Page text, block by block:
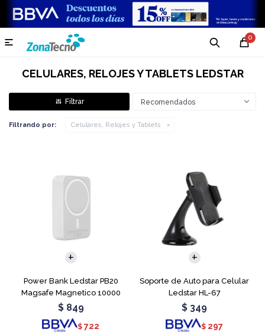
0

CELULARES, RELOJES Y TABLETS LEDSTAR
Recomendados
Filtrando por: Celulares, Relojes y Tablets
Power Bank Ledstar PB20
Magsafe Magnetico 10000
mAh
$ 849
$ 722
Soporte de Auto para Celular
Ledstar HL-67
$ 349
$ 297